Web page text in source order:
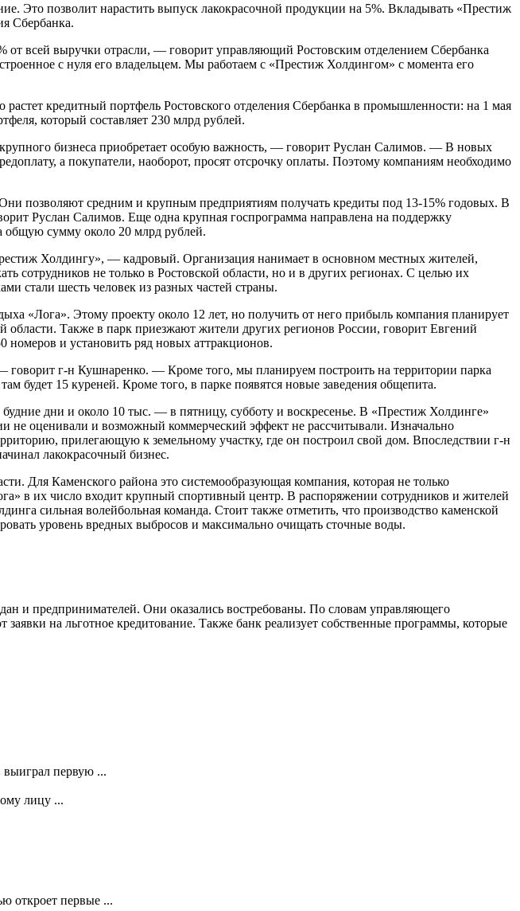
Это позволит нарастить выпуск лакокрасочной продукции на 5%. Вкладывать «Престиж
Сбербанка.
всей выручки отрасли, — говорит управляющий Ростовским отделением Сбербанка
с нуля его владельцем. Мы работаем с «Престиж Холдингом» с момента его
кредитный портфель Ростовского отделения Сбербанка в промышленности: на 1 мая
который составляет 230 млрд рублей.
бизнеса приобретает особую важность, — говорит Руслан Салимов. — В новых
а покупатели, наоборот, просят отсрочку оплаты. Поэтому компаниям необходимо
позволяют средним и крупным предприятиям получать кредиты под 13-15% годовых. В
Руслан Салимов. Еще одна крупная госпрограмма направлена на поддержку
общую сумму около 20 млрд рублей.
Холдингу», — кадровый. Организация нанимает в основном местных жителей,
сотрудников не только в Ростовской области, но и в других регионах. С целью их
стали шесть человек из разных частей страны.
«Лога». Этому проекту около 12 лет, но получить от него прибыль компания планирует
Также в парк приезжают жители других регионов России, говорит Евгений
и установить ряд новых аттракционов.
говорит г-н Кушнаренко. — Кроме того, мы планируем построить на территории парка
15 куреней. Кроме того, в парке появятся новые заведения общепита.
дни и около 10 тыс. — в пятницу, субботу и воскресенье. В «Престиж Холдинге»
не оценивали и возможный коммерческий эффект не рассчитывали. Изначально
прилегающую к земельному участку, где он построил свой дом. Впоследствии г-н
лакокрасочный бизнес.
Для Каменского района это системообразующая компания, которая не только
в их число входит крупный спортивный центр. В распоряжении сотрудников и жителей
сильная волейбольная команда. Стоит также отметить, что производство каменской
уровень вредных выбросов и максимально очищать сточные воды.
и предпринимателей. Они оказались востребованы. По словам управляющего
на льготное кредитование. Также банк реализует собственные программы, которые
выиграл первую ...
лицу ...
откроет первые ...